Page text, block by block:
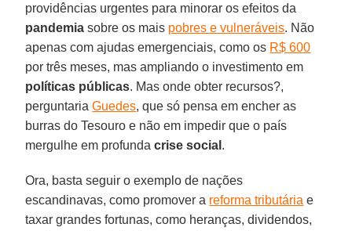
providências urgentes para minorar os efeitos da
pandemia sobre os mais pobres e vulneráveis. Não
apenas com ajudas emergenciais, como os R$ 600
por três meses, mas ampliando o investimento em
políticas públicas. Mas onde obter recursos?,
perguntariaGuedes, que só pensa em encher as
burras do Tesouro e não em impedir que o país
mergulhe em profundacrise social .
Ora, basta seguir o exemplo de nações
escandinavas, como promover a reforma tributária e
taxar grandes fortunas, como heranças, dividendos,